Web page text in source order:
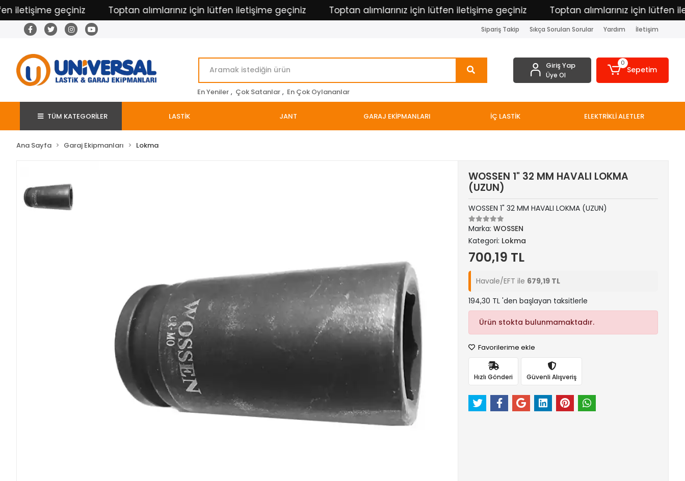
geçiniz Toptan alımlarınız için lütfen iletişime geçiniz Toptan alımlarınız için lütfen iletişime geçiniz Toptan alımlarınız için lütfen
Sipariş Takip Sıkça Sorulan Sorular Yardım İletişim
En Yeniler , Çok Satanlar , En Çok Oylananlar
Giriş Yap
Üye Ol
0
Sepetim
TÜM KATEGORİLER LASTİK JANT GARAJ EKİPMANLARI İÇ LASTİK ELEKTRİKLİ ALETLER
Ana Sayfa Garaj Ekipmanları Lokma
WOSSEN 1" 32 MM HAVALI LOKMA
(UZUN)
WOSSEN 1" 32 MM HAVALI LOKMA (UZUN)
Marka:WOSSEN
Kategori: Lokma
700,19 TL
Havale/EFT ile 679,19 TL
194,30 TL 'den başlayan taksitlerle
Ürün stokta bulunmamaktadır.
Favorilerime ekle
Hızlı Gönderi Güvenli Alışveriş